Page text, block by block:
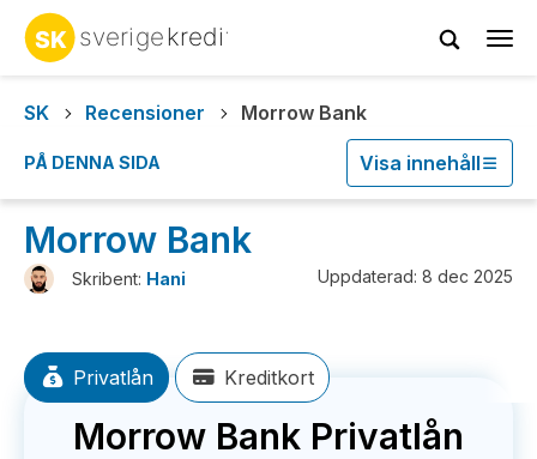
SK
Recensioner Morrow Bank
PÅ DENNA SIDA Visa innehåll
Morrow Bank
Skribent: Hani Uppdaterad: 8 dec 2025
Privatlån Kreditkort
Morrow Bank Privatlån